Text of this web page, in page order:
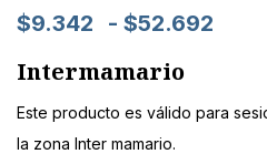
$9.342 - $52.692
Intermamario
Este producto es válido para
la zona Inter mamario.